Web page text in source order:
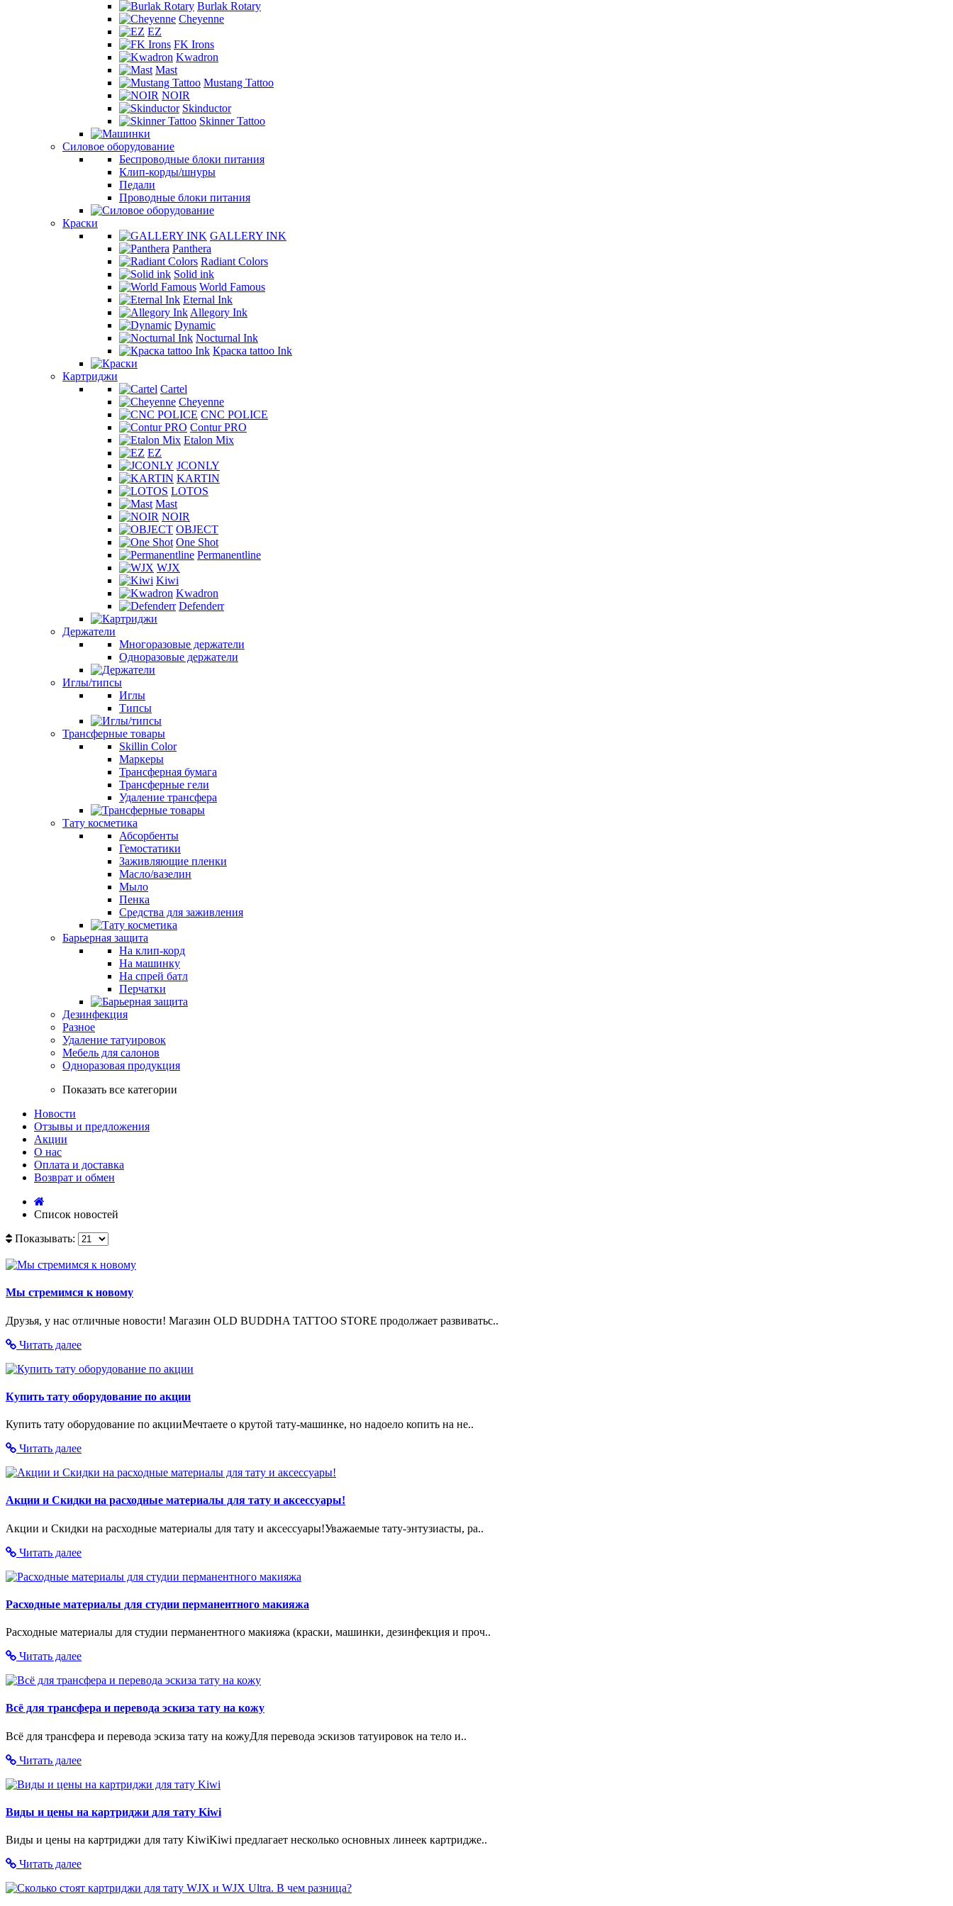
Burlak Rotary
Cheyenne
EZ
FK Irons
Kwadron
Mast
Mustang Tattoo
NOIR
Skinductor
Skinner Tattoo
Силовое оборудование
Беспроводные блоки питания
Клип-корды/шнуры
Педали
Проводные блоки питания
Краски
GALLERY INK
Panthera
Radiant Colors
Solid ink
World Famous
Eternal Ink
Allegory Ink
Dynamic
Nocturnal Ink
Краска tattoo Ink
Картриджи
Cartel
Cheyenne
CNC POLICE
Contur PRO
Etalon Mix
EZ
JCONLY
KARTIN
LOTOS
Mast
NOIR
OBJECT
One Shot
Permanentline
WJX
Kiwi
Kwadron
Defenderr
Держатели
Многоразовые держатели
Одноразовые держатели
Иглы/типсы
Иглы
Типсы
Трансферные товары
Skillin Color
Маркеры
Трансферная бумага
Трансферные гели
Удаление трансфера
Тату косметика
Абсорбенты
Гемостатики
Заживляющие пленки
Масло/вазелин
Мыло
Пенка
Средства для заживления
Барьерная защита
На клип-корд
На машинку
На спрей батл
Перчатки
Дезинфекция
Разное
Удаление татуировок
Мебель для салонов
Одноразовая продукция
Показать все категории
Новости
Отзывы и предложения
Акции
О нас
Оплата и доставка
Возврат и обмен
Список новостей
Показывать:
Мы стремимся к новому
Друзья, у нас отличные новости! Магазин OLD BUDDHA TATTOO STORE продолжает развиватьс..
Читать далее
Купить тату оборудование по акции
Купить тату оборудование по акцииМечтаете о крутой тату-машинке, но надоело копить на не..
Читать далее
Акции и Скидки на расходные материалы для тату и аксессуары!
Акции и Скидки на расходные материалы для тату и аксессуары!Уважаемые тату-энтузиасты, ра..
Читать далее
Расходные материалы для студии перманентного макияжа
Расходные материалы для студии перманентного макияжа (краски, машинки, дезинфекция и проч..
Читать далее
Всё для трансфера и перевода эскиза тату на кожу
Всё для трансфера и перевода эскиза тату на кожуДля перевода эскизов татуировок на тело и..
Читать далее
Виды и цены на картриджи для тату Kiwi
Виды и цены на картриджи для тату KiwiKiwi предлагает несколько основных линеек картридже..
Читать далее